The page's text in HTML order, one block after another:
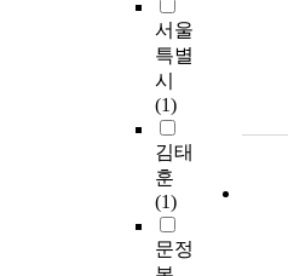
서울
특별
시
(1)
김태
훈
(1)
문정